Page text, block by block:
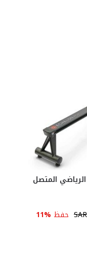
المتصل
SAR حفظ 11%